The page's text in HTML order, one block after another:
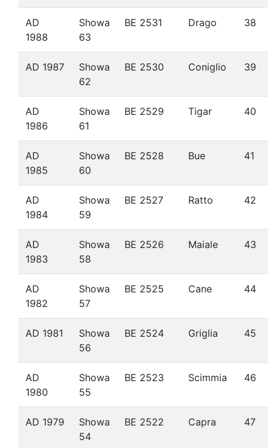
AD
1988
Showa
63
BE 2531 Drago 38
AD 1987
Showa
62
BE 2530 Coniglio 39
AD
1986
Showa
61
BE 2529 Tigar 40
AD
1985
Showa
60
BE 2528 Bue 41
AD
1984
Showa
59
BE 2527 Ratto 42
AD
1983
Showa
58
BE 2526 Maiale 43
AD
1982
Showa
57
BE 2525 Cane 44
AD 1981
Showa
56
BE 2524 Griglia 45
AD
1980
Showa
55
BE 2523 Scimmia 46
AD 1979
Showa
54
BE 2522 Capra 47